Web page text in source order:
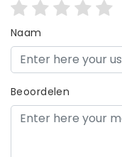
Naam
Beoordelen